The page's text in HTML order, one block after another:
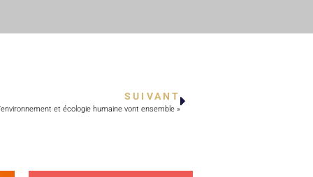
SUIVANT
et écologie humaine vont ensemble »